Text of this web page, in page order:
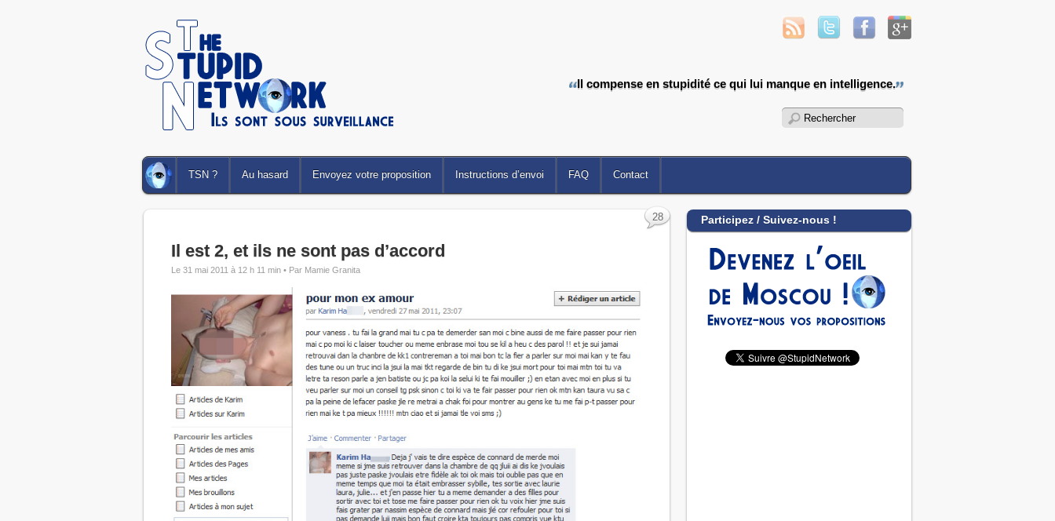
Il compense en stupidité ce qui lui manque en intelligence.
TSN ? Au hasard Envoyez votre proposition Instructions d’envoi FAQ Contact
Il est 2, et ils ne sont pas d’accord
Le 31 mai 2011 à 12 h 11 min • Par Mamie Granita
28 Participez / Suivez-nous !